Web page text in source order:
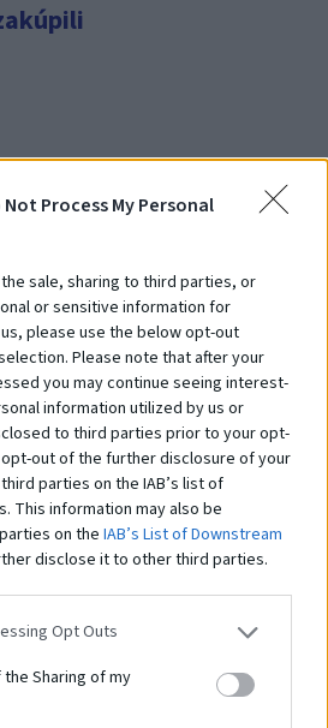
Not Process My Personal
sale, sharing to third parties, or
or sensitive information for
please use the below opt-out
Please note that after your
you may continue seeing interest-
information utilized by us or
to third parties prior to your opt-
out of the further disclosure of your
parties on the IAB’s list of
This information may also be
on the IAB’s List of Downstream
disclose it to other third parties.
Opt Outs
Sharing of my
tentoprodukt
určeného pre cvičenie Street workoutu.
a plošín, kombinovaných v rôznych
na využití hmotnosti vlastného tela.
cvičenia rôznej obtiažnosti: tie
Práve preto sú tréningové zostavy z
skupinu používateľov. Navyše je systém
športovom a brannom výcviku a
rozvoja. Použitie pevných a
konštrukčné riešenia zaisťujú odolnosť